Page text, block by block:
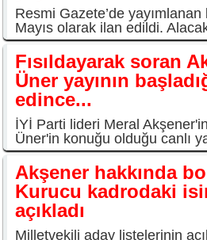
Resmi Gazete’de
Mayıs olarak ilan edildi.
Fısıldayarak soran
Üner yayının
edince...
İYİ Parti lideri Meral
Üner'in konuğu olduğu canlı
Akşener hakkında
Kurucu kadrodaki
açıkladı
Milletvekili aday listelerinin